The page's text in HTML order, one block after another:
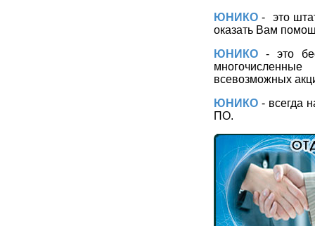
ЮНИКО -
это
оказать Вам
ЮНИКО - это
всевозможных
ЮНИКО - всегда
ПО.